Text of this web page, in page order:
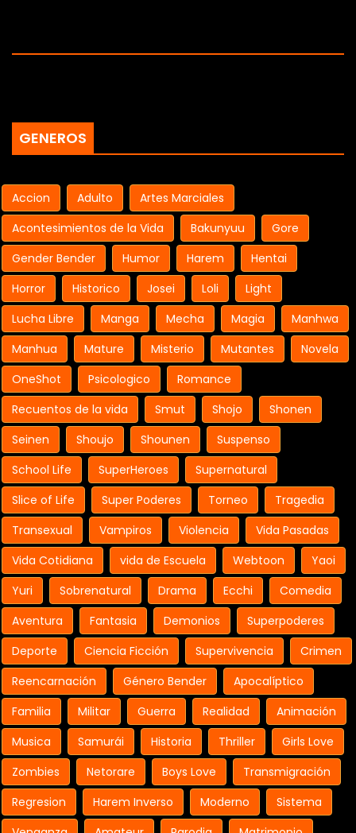
GENEROS
Accion Adulto
Artes Marciales
Acontesimientos de la Vida
Bakunyuu
Gore
Gender Bender
Humor Harem
Hentai
Horror
Historico Josei Loli
Light
Lucha Libre
Manga Mecha Magia
Manhwa
Manhua
Mature Misterio Mutantes
Novela
OneShot
Psicologico
Romance
Recuentos de la vida
Smut Shojo
Shonen
Seinen
Shoujo Shounen
Suspenso
School Life
SuperHeroes
Supernatural
Slice of Life
Super Poderes Torneo
Tragedia
Transexual
Vampiros Violencia
Vida Pasadas
Vida Cotidiana
vida de Escuela Webtoon
Yaoi
Yuri
Sobrenatural Drama Ecchi
Comedia
Aventura
Fantasia Demonios
Superpoderes
Deporte
Ciencia Ficción Supervivencia
Crimen
Reencarnación
Género Bender
Apocalíptico
Familia
Militar Guerra Realidad
Animación
Musica
Samurái Historia Thriller
Girls Love
Zombies
Netorare Boys Love
Transmigración
Regresion
Harem Inverso Moderno
Sistema